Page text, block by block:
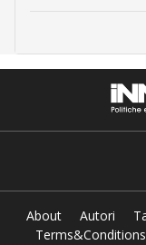
About Autori